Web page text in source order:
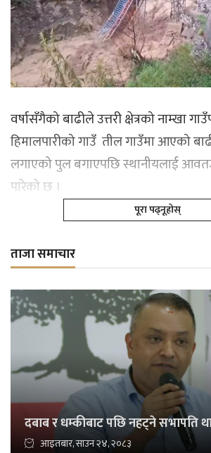
वर्षासँगैको बाढीले उत्तरी क्षेत्रको नाम्खा
हिमालपारीको गाउँ तील गाउँमा आएको
लगाएको पुल बगाएपछि स्थानीयलाई
पारेको छ ।
पूरा पढ्नूहोस्
ताजा समाचार
दबाब र धम्कीबाट पछि नहट्ने सभापति
आइतबार, साउन २४, २०८३